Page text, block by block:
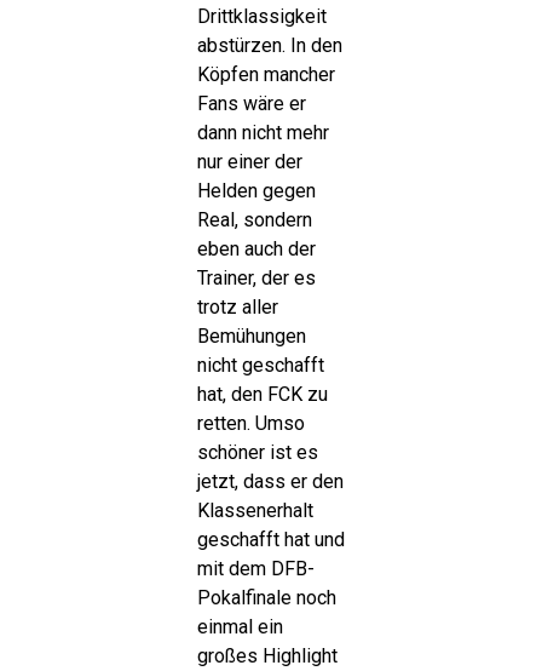
Drittklassigkeit
abstürzen. In den
Köpfen mancher
Fans wäre er
dann nicht mehr
nur einer der
Helden gegen
Real, sondern
eben auch der
Trainer, der es
trotz aller
Bemühungen
nicht geschafft
hat, den FCK zu
retten. Umso
schöner ist es
jetzt, dass er den
Klassenerhalt
geschafft hat und
mit dem DFB-
Pokalfinale noch
einmal ein
großes Highlight